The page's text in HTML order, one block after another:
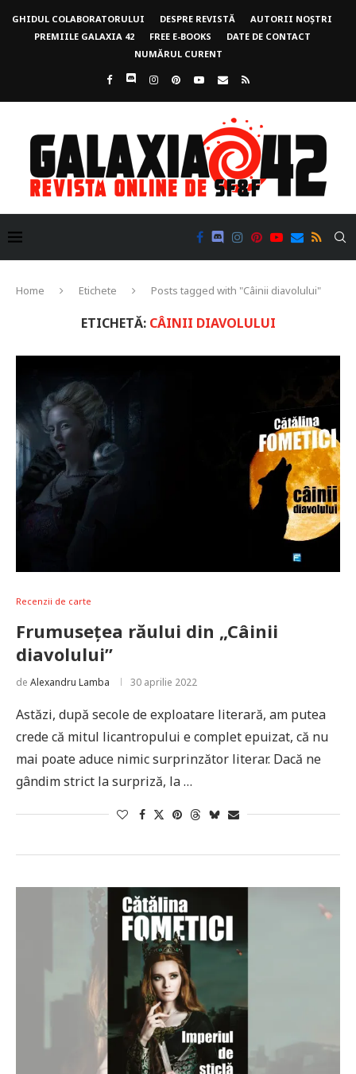
GHIDUL COLABORATORULUI DESPRE REVISTĂ
AUTORII NOȘTRI
PREMIILE GALAXIA 42
FREE E-BOOKS
DATE DE CONTACT
NUMĂRUL CURENT
Home Etichete Posts tagged with "Câinii diavolului"
ETICHETĂ: CÂINII DIAVOLULUI
Recenzii de carte
Frumusețea răului din „Câinii
diavolului”
de Alexandru Lamba 30 aprilie 2022
Astăzi, după secole de exploatare literară, am putea
crede că mitul licantropului e complet epuizat, că nu
mai poate aduce nimic surprinzător literar. Dacă ne
gândim strict la surpriză, la …